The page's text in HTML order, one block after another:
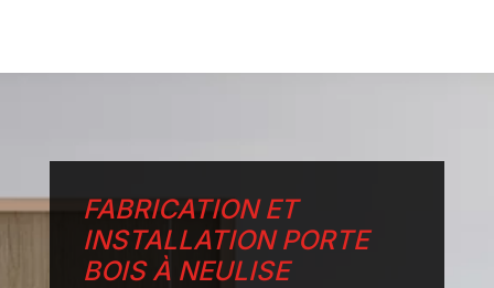
FABRICATION ET
INSTALLATION PORTE
BOIS À NEULISE